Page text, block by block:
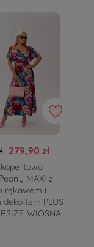
279,90 zł
MAXI z
rękawem i
dekoltem PLUS
WIOSNA